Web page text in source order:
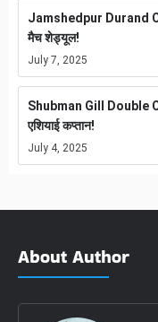
Jamshedpur Durand
मैच शेड्यूल!
July 7, 2025
Shubman Gill Double
एशियाई कप्तान!
July 4, 2025
About Author